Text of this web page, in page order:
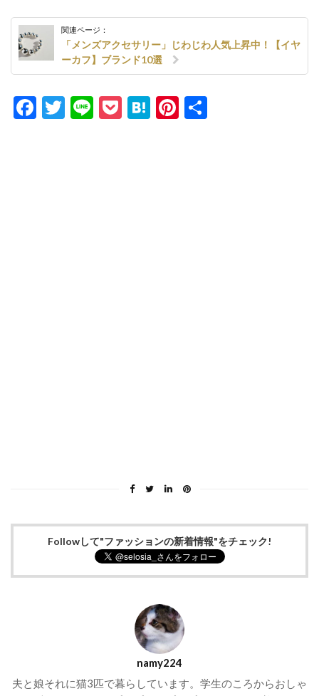
関連ページ：
「メンズアクセサリー」じわじわ人気上昇中！【イヤ
ーカフ】ブランド10選
Facebook
Twitter
LinePocket
HatenaPinterest
Followして"ファッションの新着情報"をチェック!
namy224
夫と娘それに猫3匹で暮らしています。学生のころからおしゃ